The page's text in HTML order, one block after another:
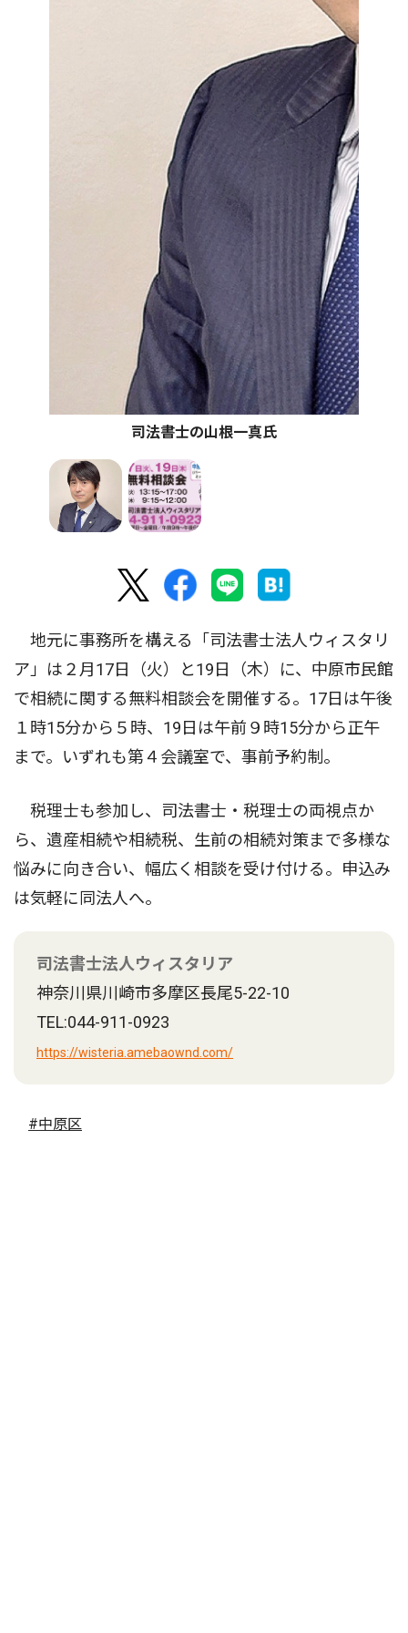
司法書士の山根一真氏
地元に事務所を構える「司法書士法人ウィスタリ
ア」は２月17日（火）と19日（木）に、中原市民館
で相続に関する無料相談会を開催する。17日は午後
１時15分から５時、19日は午前９時15分から正午
まで。いずれも第４会議室で、事前予約制。
税理士も参加し、司法書士・税理士の両視点か
ら、遺産相続や相続税、生前の相続対策まで多様な
悩みに向き合い、幅広く相談を受け付ける。申込み
は気軽に同法人へ。
司法書士法人ウィスタリア
神奈川県川崎市多摩区長尾5-22-10
TEL:044-911-0923
https://wisteria.amebaownd.com/
#中原区